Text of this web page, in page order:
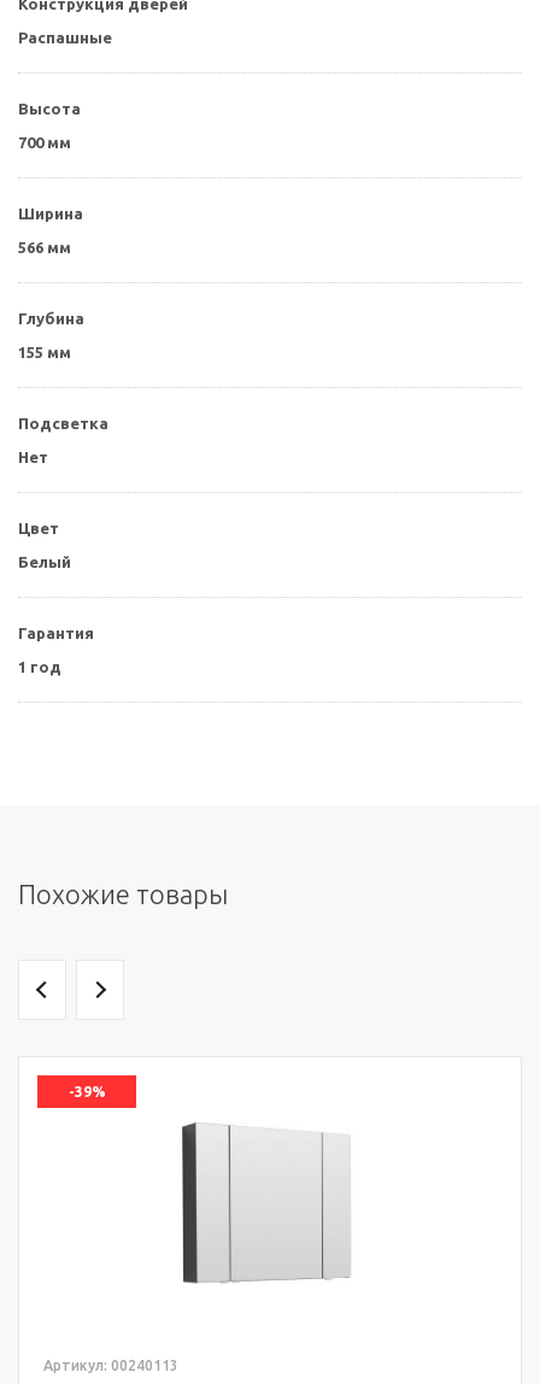
Конструкция дверей
Распашные
Высота
700 мм
Ширина
566 мм
Глубина
155 мм
Подсветка
Нет
Цвет
Белый
Гарантия
1 год
Похожие товары
-39%
Артикул: 00240113